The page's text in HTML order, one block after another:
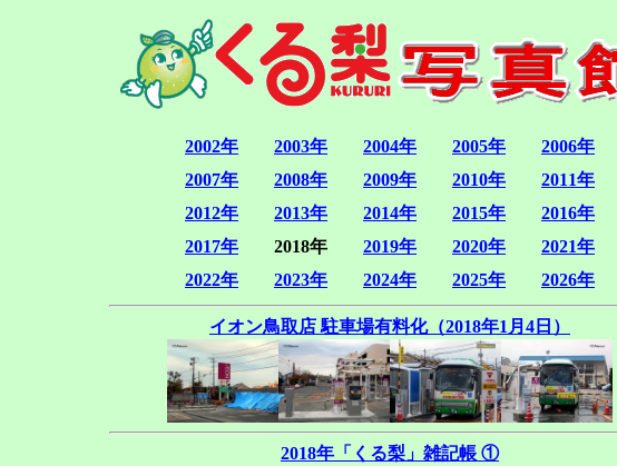
2002年 2003年 2004年 2005年
2006年
2007年
2008年 2009年 2010年
2011年
2012年
2013年 2014年 2015年
2016年
2017年 2018年 2019年 2020年
2021年
2022年
2023年 2024年 2025年 2026年
イオン鳥取店 駐車場有料化（2018年1月4日）
2018年「くる梨」雑記帳 ①